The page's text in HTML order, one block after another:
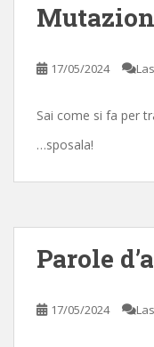
17/05/2024
Sai come si fa per
…sposala!
Parole
17/05/2024